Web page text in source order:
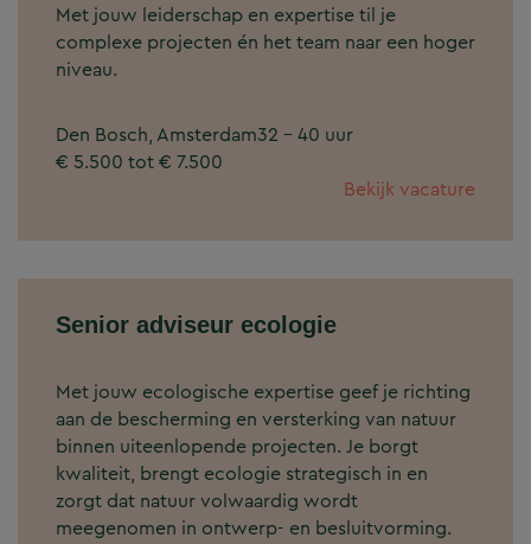
Met jouw leiderschap en expertise til je
complexe projecten én het team naar een hoger
niveau.
Den Bosch, Amsterdam32 - 40 uur
€ 5.500 tot € 7.500
Bekijk vacature
Senior adviseur ecologie
Met jouw ecologische expertise geef je richting
aan de bescherming en versterking van natuur
binnen uiteenlopende projecten. Je borgt
kwaliteit, brengt ecologie strategisch in en
zorgt dat natuur volwaardig wordt
meegenomen in ontwerp- en besluitvorming.